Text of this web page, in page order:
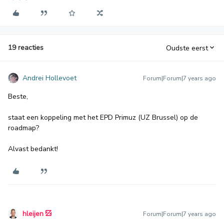
19 reacties Oudste eerst
Andrei Hollevoet Forum|Forum|7 years ago
Beste,
staat een koppeling met het EPD Primuz (UZ Brussel) op de
roadmap?
Alvast bedankt!
hleijen Forum|Forum|7 years ago